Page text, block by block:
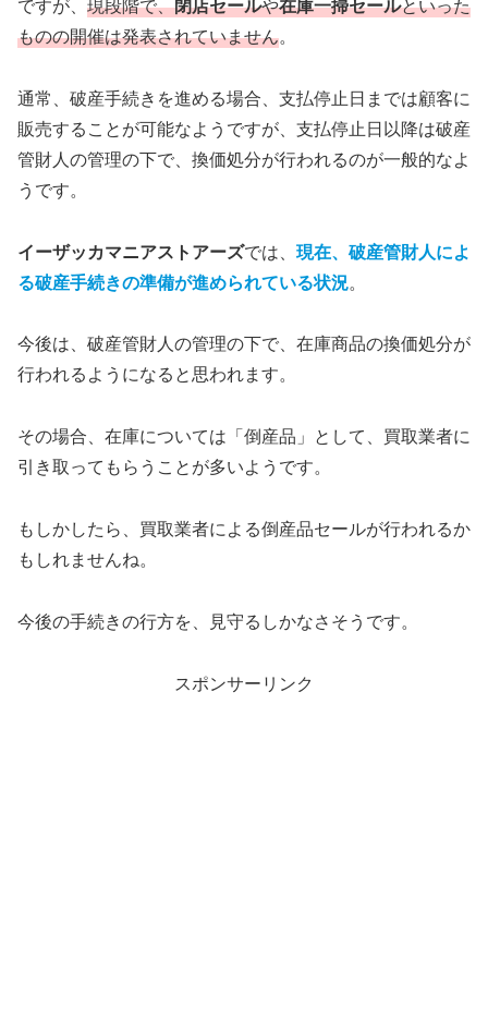
ものの開催は発表されていません。
通常、破産手続きを進める場合、支払停止日までは顧客に
販売することが可能なようですが、支払停止日以降は破産
管財人の管理の下で、換価処分が行われるのが一般的なよ
うです。
イーザッカマニアストアーズでは、 現在、破産管財人によ
る破産手続きの準備が進められている状況。
今後は、破産管財人の管理の下で、在庫商品の換価処分が
行われるようになると思われます。
その場合、在庫については「倒産品」として、買取業者に
引き取ってもらうことが多いようです。
もしかしたら、買取業者による倒産品セールが行われるか
もしれませんね。
今後の手続きの行方を、見守るしかなさそうです。
スポンサーリンク